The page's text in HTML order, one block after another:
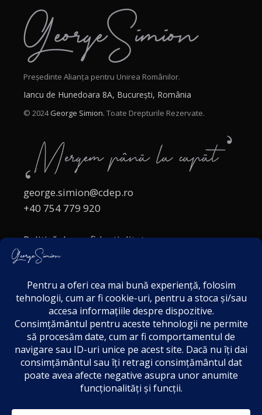
Președinte Alianța pentru Unirea Românilor.
Iancu de Hunedoara 8A, București, România
© 2024George Simion. Toate Drepturile Rezervate.
george.simion@cdep.ro
+40 754 779 920
Politică de confidențialitate
Politica cookies
Acordul de markting
Disclaimer